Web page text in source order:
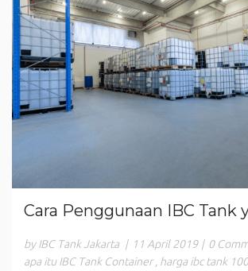
Cara Penggunaan IBC Tank
by IBC Tank Jakarta | 11 April 2019 | 0
apa itu IBC Tank Container
harga ibc tank